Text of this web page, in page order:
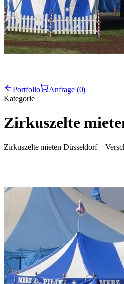
Portfolio Anfrage (0)
Kategorie
Zirkuszelte
Zirkuszelte mieten Düsseldorf –